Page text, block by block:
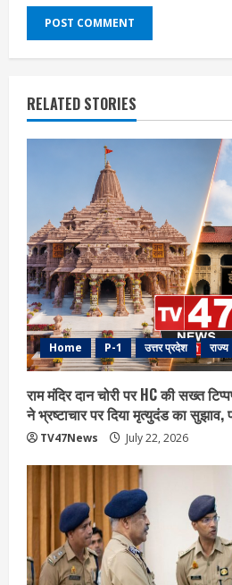
RELATED STORIES
Home P-1 उत्तर प्रदेश राज्य
राम मंदिर दान चोरी पर HC की सख्त
ने भ्रष्टाचार पर द‍िया मृत्युदंड का
TV47News July 22, 2026